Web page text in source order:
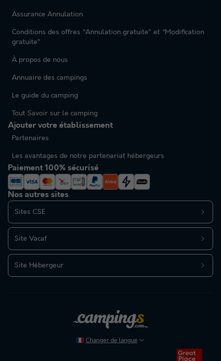
Nos autres sites
Sites CSE
Site Vacaf
Site Hébergeur
Assurance Annulation
Conditions des offres “Annulation gratuite” et “Modification
gratuite”
À propos de nous
Annuaire des campings
Le guide du camping
Tout Savoir sur le camping
Ajouter votre établissement
Partenaires
Les avantages de notre partenariat hébergeurs
Paiement 100% sécurisé
Changer de langue